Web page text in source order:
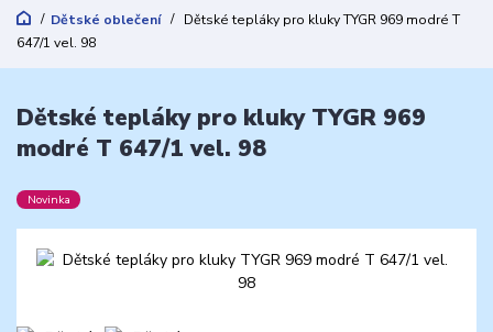
Dětské oblečení
Dětské tepláky pro kluky TYGR 969 modré T
647/1 vel. 98
Dětské tepláky pro kluky TYGR 969
modré T 647/1 vel. 98
Novinka